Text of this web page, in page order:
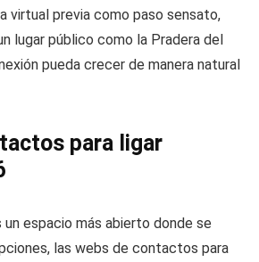
virtual previa como paso sensato,
lugar público como la Pradera del
pueda crecer de manera natural
para ligar
espacio más abierto donde se
las webs de contactos para